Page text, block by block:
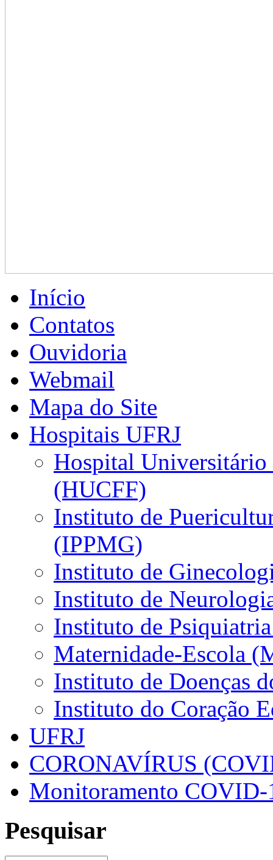
Início
Contatos
Ouvidoria
Webmail
Mapa do Site
Hospitais UFRJ
Hospital
(HUCFF)
Instituto de
(IPPMG)
Instituto de
Instituto de
Instituto de
Maternidade-Escola
Instituto de Doenças
Instituto do Coração
UFRJ
CORONAVÍRUS
Monitoramento COVID-
Pesquisar